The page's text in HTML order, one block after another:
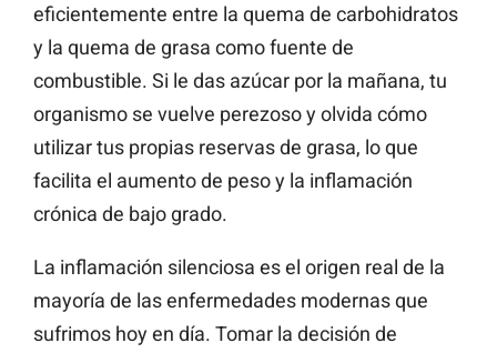
eficientemente entre la quema de carbohidratos
y la quema de grasa como fuente de
combustible. Si le das azúcar por la mañana, tu
organismo se vuelve perezoso y olvida cómo
utilizar tus propias reservas de grasa, lo que
facilita el aumento de peso y la inflamación
crónica de bajo grado.
La inflamación silenciosa es el origen real de la
mayoría de las enfermedades modernas que
sufrimos hoy en día. Tomar la decisión de